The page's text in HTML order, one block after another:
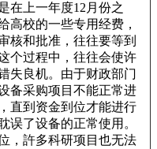
在上一年度12月份之
高校的一些专用经费，
核和批准，往往要等到
个过程中，往往会使许
失良机。由于财政部门
备采购项目不能正常进
直到资金到位才能进行
误了设备的正常使用。
，許多科研项目也无法